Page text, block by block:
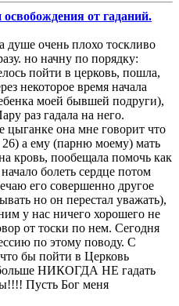
от гаданий.
душе очень плохо тоскливо
но начну по порядку:
пойти в церковь, пошла,
некоторое время начала
моей бывшей подруги),
раз гадала на него.
цыганке она мне говорит что
26) а ему (парню моему) мать
кровь, пообещала помочь как
болеть сердце потом
его совершенно другое
но он перестал уважать),
у нас ничего хорошего не
от тоски по нем. Сегодня
по этому поводу. С
бы пойти в Церковь
больше НИКОГДА НЕ гадать
Пусть Бог меня